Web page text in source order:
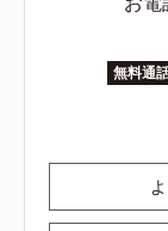
無料通